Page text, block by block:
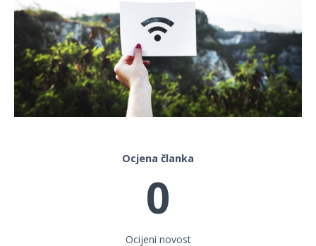
Ocjena članka
0
Ocijeni novost